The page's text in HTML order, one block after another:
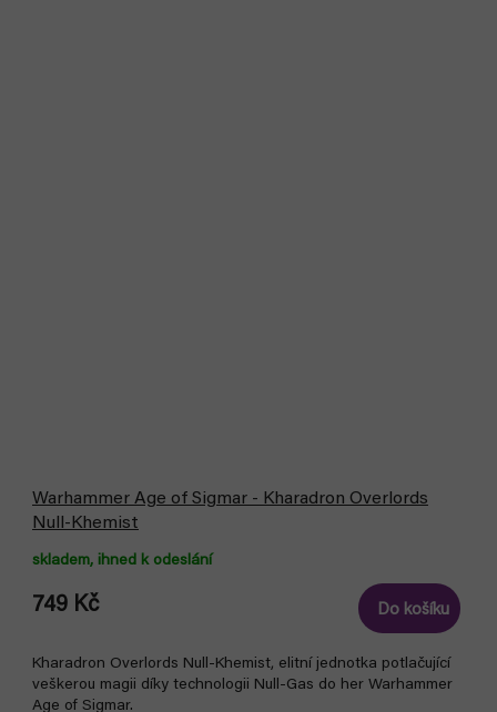
Warhammer Age of Sigmar - Kharadron Overlords
Null-Khemist
skladem, ihned k odeslání
749 Kč Do košíku
Kharadron Overlords Null-Khemist, elitní jednotka potlačující
veškerou magii díky technologii Null-Gas do her Warhammer
Age of Sigmar.